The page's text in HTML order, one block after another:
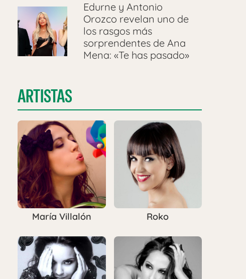
Edurne y Antonio
Orozco revelan uno de
los rasgos más
sorprendentes de Ana
Mena: «Te has pasado»
ARTISTAS
María Villalón Roko